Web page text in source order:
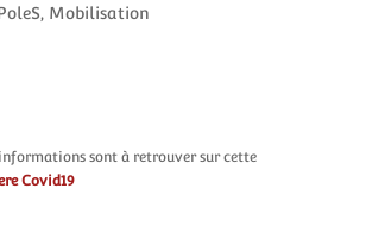
, Mobilisation
sont à retrouver sur cette
Covid19